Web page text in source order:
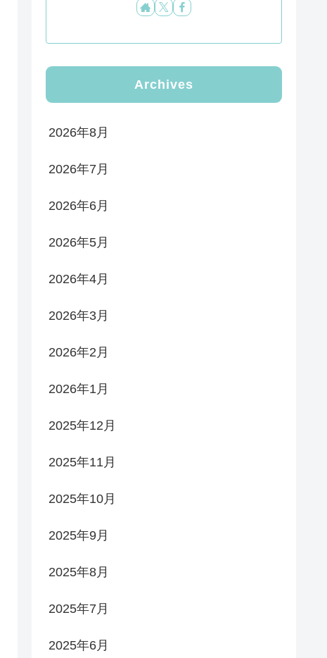
Archives
2026年8月
2026年7月
2026年6月
2026年5月
2026年4月
2026年3月
2026年2月
2026年1月
2025年12月
2025年11月
2025年10月
2025年9月
2025年8月
2025年7月
2025年6月